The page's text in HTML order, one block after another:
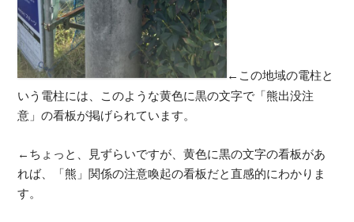
←この地域の電柱と
いう電柱には、このような黄色に黒の文字で「熊出没注
意」の看板が掲げられています。
←ちょっと、見ずらいですが、黄色に黒の文字の看板があ
れば、「熊」関係の注意喚起の看板だと直感的にわかりま
す。